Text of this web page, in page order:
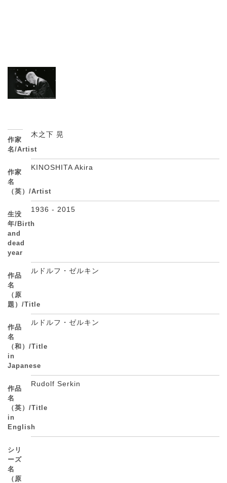
作家
名/Artist
木之下 晃
作家
名
（英）/Artist
KINOSHITA Akira
生没
年/Birth
and
dead
year
1936 - 2015
作品
名
（原
題）/Title
ルドルフ・ゼルキン
作品
名
（和）/Title
in
Japanese
ルドルフ・ゼルキン
作品
名
（英）/Title
in
English
Rudolf Serkin
シリ
ーズ
名
（原